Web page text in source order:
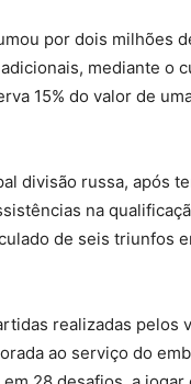
por dois milhões
mediante o
15% do valor de
divisão russa, após
na
de seis triunfos
realizadas pelos
ao serviço do